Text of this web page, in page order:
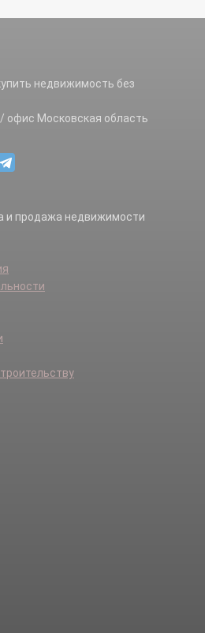
недвижимость без
офис Московская область